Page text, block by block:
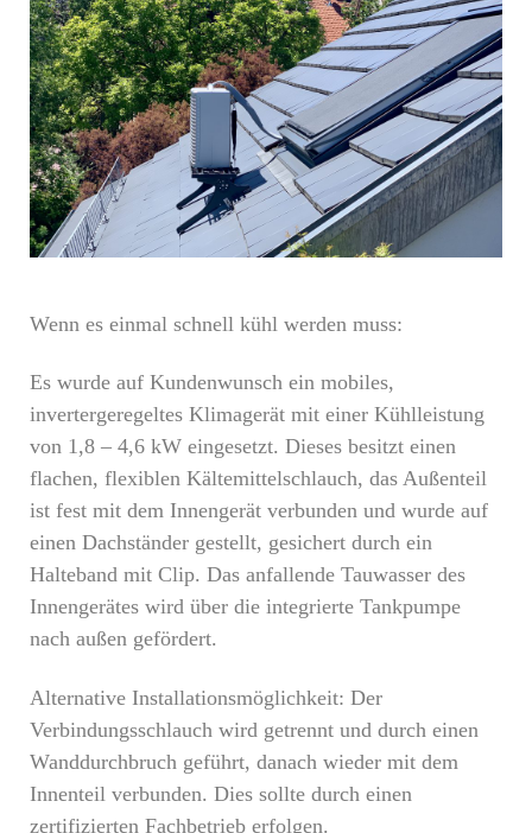
Wenn es einmal schnell kühl werden muss:
Es wurde auf Kundenwunsch ein mobiles,
invertergeregeltes Klimagerät mit einer Kühlleistung
von 1,8 – 4,6 kW eingesetzt. Dieses besitzt einen
flachen, flexiblen Kältemittelschlauch, das Außenteil
ist fest mit dem Innengerät verbunden und wurde auf
einen Dachständer gestellt, gesichert durch ein
Halteband mit Clip. Das anfallende Tauwasser des
Innengerätes wird über die integrierte Tankpumpe
nach außen gefördert.
Alternative Installationsmöglichkeit: Der
Verbindungsschlauch wird getrennt und durch einen
Wanddurchbruch geführt, danach wieder mit dem
Innenteil verbunden. Dies sollte durch einen
zertifizierten Fachbetrieb erfolgen.